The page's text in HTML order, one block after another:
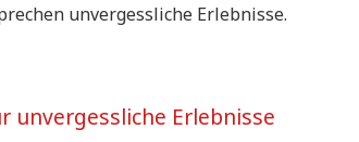
unvergessliche Erlebnisse.
unvergessliche Erlebnisse